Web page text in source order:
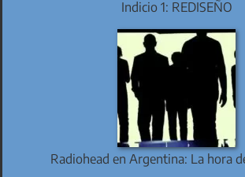
Indicio 1: REDISEÑO
Radiohead en Argentina: La hora